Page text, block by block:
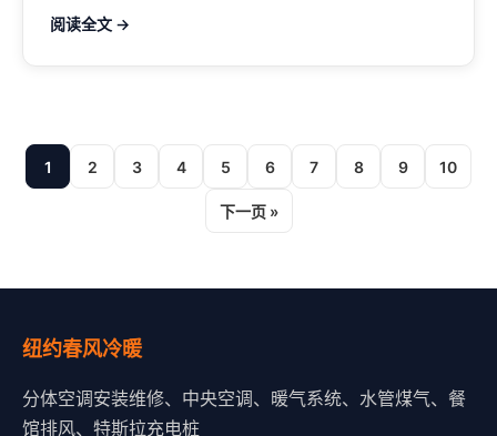
708-8979
阅读全文 →
1 2 3 4 5 6 7 8 9 10
下一页 »
纽约春风冷暖
分体空调安装维修、中央空调、暖气系统、水管煤气、餐
馆排风、特斯拉充电桩